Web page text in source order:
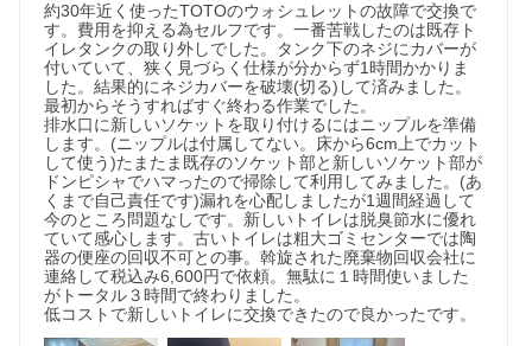
約30年近く使ったTOTOのウォシュレットの故障で交換で
す。費用を抑える為セルフです。一番苦戦したのは既存ト
イレタンクの取り外しでした。タンク下のネジにカバーが
付いていて、狭く見づらく仕様が分からず1時間かかりま
した。結果的にネジカバーを破壊(切る)して済みました。
最初からそうすればすぐ終わる作業でした。
排水口に新しいソケットを取り付けるにはニップルを準備
します。(ニップルは付属してない。床から6cm上でカット
して使う)たまたま既存のソケット部と新しいソケット部が
ドンピシャでハマったので掃除して利用してみました。(あ
くまで自己責任です)漏れを心配しましたが1週間経過して
今のところ問題なしです。新しいトイレは脱臭節水に優れ
ていて感心します。古いトイレは粗大ゴミセンターでは陶
器の便座の回収不可との事。斡旋された廃棄物回収会社に
連絡して税込み6,600円で依頼。無駄に１時間使いました
がトータル３時間で終わりました。
低コストで新しいトイレに交換できたので良かったです。